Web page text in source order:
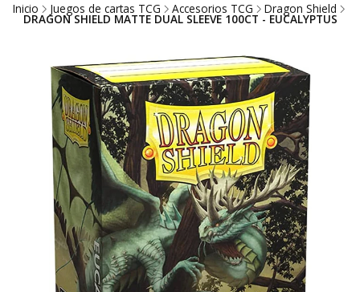
Inicio Juegos de cartas TCG Accesorios TCG Dragon Shield
DRAGON SHIELD MATTE DUAL SLEEVE 100CT - EUCALYPTUS